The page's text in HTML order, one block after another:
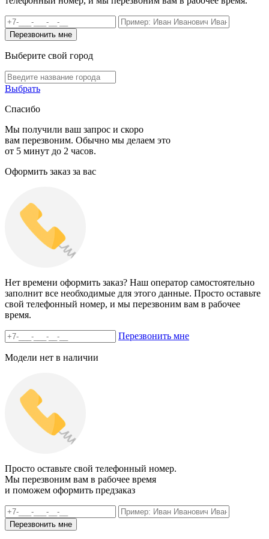
Выберите свой город
Выбрать
Спасибо
Мы получили ваш запрос и скоро
вам перезвоним. Обычно мы делаем это
от 5 минут до 2 часов.
Оформить заказ за вас
Нет времени оформить заказ? Наш оператор самостоятельно
заполнит все необходимые для этого данные. Просто оставьте
свой телефонный номер, и мы перезвоним вам в рабочее
время.
Перезвонить мне
Модели нет в наличии
Просто оставьте свой телефонный номер.
Мы перезвоним вам в рабочее время
и поможем оформить предзаказ